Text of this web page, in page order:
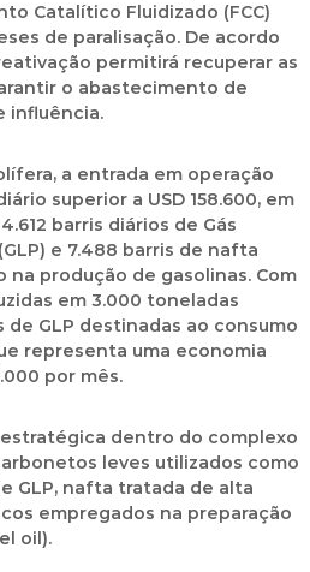
Catalítico Fluidizado (FCC)
de paralisação. De acordo
permitirá recuperar as
o abastecimento de
influência.
a entrada em operação
superior a USD 158.600, em
barris diários de Gás
e 7.488 barris de nafta
na produção de gasolinas. Com
em 3.000 toneladas
de GLP destinadas ao consumo
representa uma economia
por mês.
dentro do complexo
leves utilizados como
GLP, nafta tratada de alta
empregados na preparação
oil).